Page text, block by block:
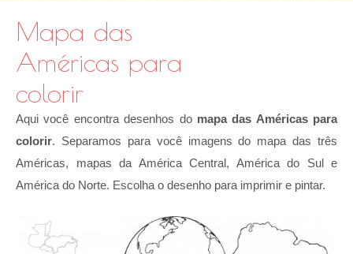
Mapa das
Américas para
colorir
Aqui você encontra desenhos do mapa das Américas para
colorir. Separamos para você imagens do mapa das três
Américas, mapas da América Central, América do Sul e
América do Norte. Escolha o desenho para imprimir e pintar.